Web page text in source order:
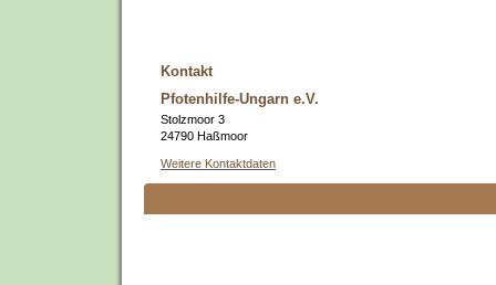
Kontakt
Pfotenhilfe-Ungarn e.V.
Stolzmoor 3
24790 Haßmoor
Weitere Kontaktdaten